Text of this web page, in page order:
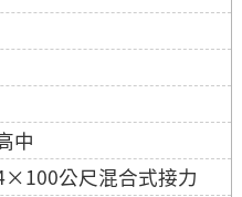
中
公尺混合式接力